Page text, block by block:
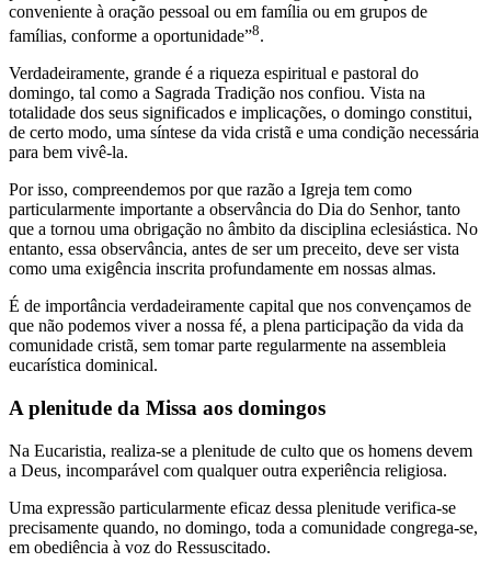
conveniente à oração pessoal ou em família ou em grupos de
famílias, conforme a oportunidade”8.
Verdadeiramente, grande é a riqueza espiritual e pastoral do
domingo, tal como a Sagrada Tradição nos confiou. Vista na
totalidade dos seus significados e implicações, o domingo constitui,
de certo modo, uma síntese da vida cristã e uma condição necessária
para bem vivê-la.
Por isso, compreendemos por que razão a Igreja tem como
particularmente importante a observância do Dia do Senhor, tanto
que a tornou uma obrigação no âmbito da disciplina eclesiástica. No
entanto, essa observância, antes de ser um preceito, deve ser vista
como uma exigência inscrita profundamente em nossas almas.
É de importância verdadeiramente capital que nos convençamos de
que não podemos viver a nossa fé, a plena participação da vida da
comunidade cristã, sem tomar parte regularmente na assembleia
eucarística dominical.
A plenitude da Missa aos domingos
Na Eucaristia, realiza-se a plenitude de culto que os homens devem
a Deus, incomparável com qualquer outra experiência religiosa.
Uma expressão particularmente eficaz dessa plenitude verifica-se
precisamente quando, no domingo, toda a comunidade congrega-se,
em obediência à voz do Ressuscitado.